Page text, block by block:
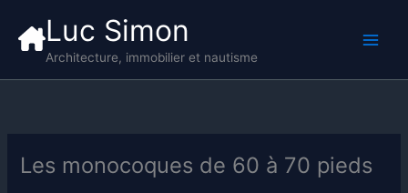
contenu
Luc Simon
Architecture, immobilier et nautisme
Les monocoques de 60 à 70 pieds